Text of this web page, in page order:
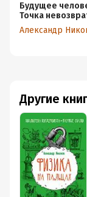
Другие
Будущее
Точка
пройдена?
Александр